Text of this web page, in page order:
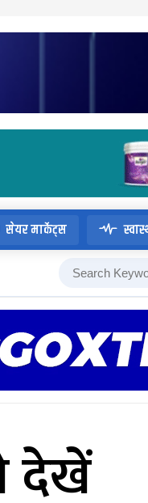
सेयर मार्केट्स
देखें